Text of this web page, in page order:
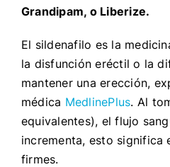
Grandipam, o Liberize.
El sildenafilo es la
la disfunción eréctil o la
mantener una erección,
médica MedlinePlus. Al
equivalentes), el flujo
incrementa, esto significa
firmes.